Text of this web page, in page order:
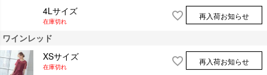
4Lサイズ
在庫切れ
再入荷お知らせ
ワインレッド
XSサイズ
在庫切れ
再入荷お知らせ